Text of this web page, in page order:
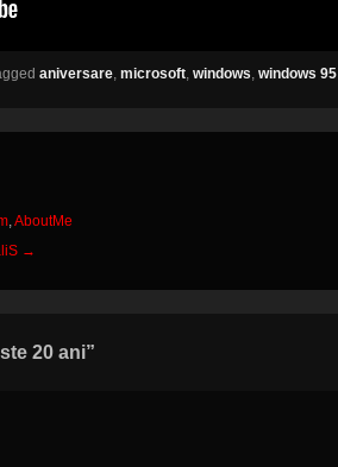
aniversare microsoft windows windows 95
,AboutMe
→
20 ani”